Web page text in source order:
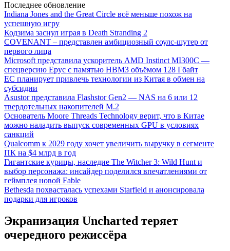
Последнее обновление
Indiana Jones and the Great Circle всё меньше похож на
успешную игру
Кодзима заснул играя в Death Stranding 2
COVENANT – представлен амбициозный соулс-шутер от
первого лица
Microsoft представила ускоритель AMD Instinct MI300C —
спецверсию Epyc с памятью HBM3 объёмом 128 Гбайт
ЕС планирует привлечь технологии из Китая в обмен на
субсидии
Asustor представила Flashstor Gen2 — NAS на 6 или 12
твердотельных накопителей M.2
Основатель Moore Threads Technology верит, что в Китае
можно наладить выпуск современных GPU в условиях
санкций
Qualcomm к 2029 году хочет увеличить выручку в сегменте
ПК на $4 млрд в год
Гигантские курицы, наследие The Witcher 3: Wild Hunt и
выбор персонажа: инсайдер поделился впечатлениями от
геймплея новой Fable
Bethesda похвасталась успехами Starfield и анонсировала
подарки для игроков
Экранизация Uncharted теряет
очередного режиссёра